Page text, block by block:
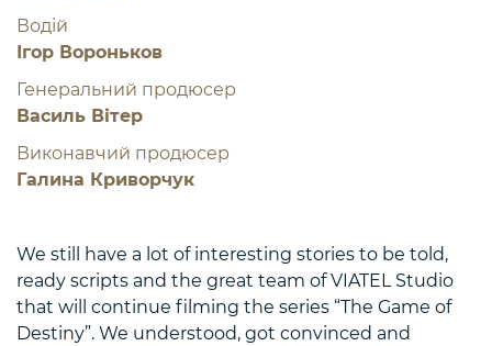
Водій
Ігор Вороньков
Генеральний продюсер
Василь Вітер
Виконавчий продюсер
Галина Криворчук
We still have a lot of interesting stories to be told,
ready scripts and the great team of VIATEL Studio
that will continue filming the series “The Game of
Destiny”. We understood, got convinced and